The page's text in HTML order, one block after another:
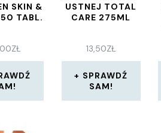
SKIN &
TABL.
ZŁ
USTNEJ TOTAL
CARE 275ML
13,50ZŁ
SPRAWDŹ
SAM!